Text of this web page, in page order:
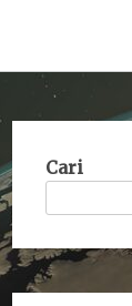
Cari